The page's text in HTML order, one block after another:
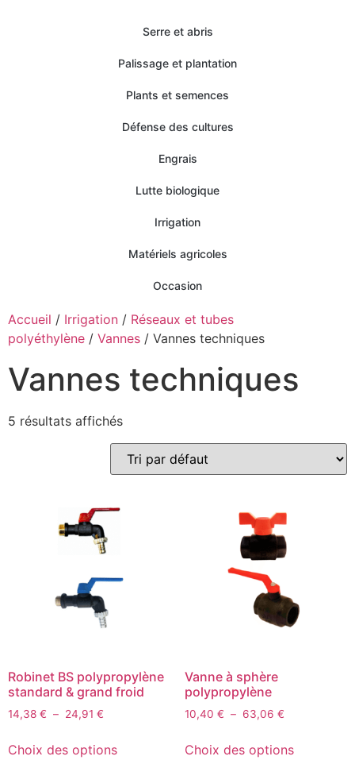
Serre et abris
Palissage et plantation
Plants et semences
Défense des cultures
Engrais
Lutte biologique
Irrigation
Matériels agricoles
Occasion
Accueil / Irrigation / Réseaux et tubes
polyéthylène / Vannes / Vannes techniques
Vannes techniques
5 résultats affichés
Robinet BS polypropylène
standard & grand froid
14,38 € – 24,91 €
Choix des options
Vanne à sphère
polypropylène
10,40 € – 63,06 €
Choix des options